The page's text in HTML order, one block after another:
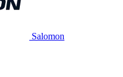
Salomon